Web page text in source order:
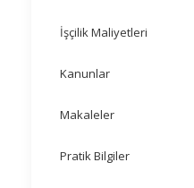
İşçilik Maliyetleri
Kanunlar
Makaleler
Pratik Bilgiler